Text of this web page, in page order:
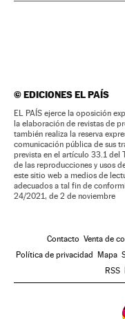
©EDICIONES EL PAÍS
EL PAÍS ejerce la oposición
la elaboración de revistas de
también realiza la reserva
comunicación pública de sus
prevista en el artículo 33.1 del
de las reproducciones y usos
este sitio web a medios de
adecuados a tal fin de
24/2021, de 2 de noviembre
Contacto Venta de
Política de privacidad
Mapa
RSS